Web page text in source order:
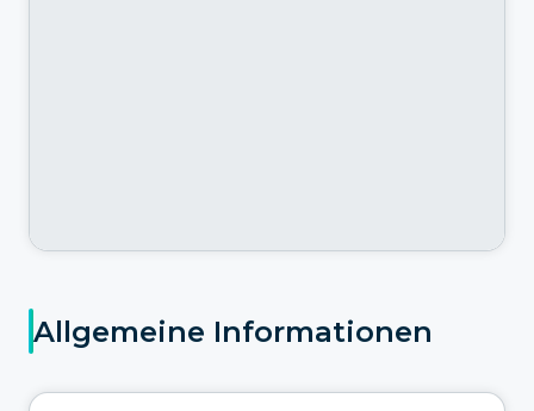
Allgemeine Informationen